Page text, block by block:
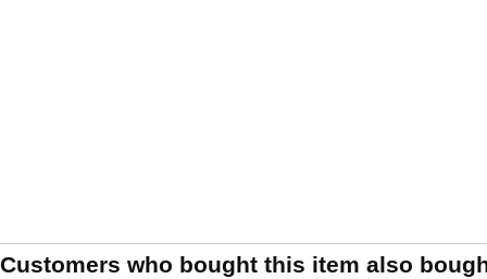
Customers who bought this item also